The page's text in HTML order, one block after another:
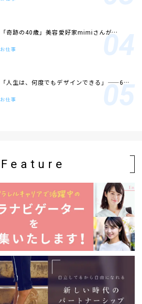
「奇跡の40歳」美容愛好家mimiさんが…
お仕事
「人生は、何度でもデザインできる」——6…
お仕事
Feature